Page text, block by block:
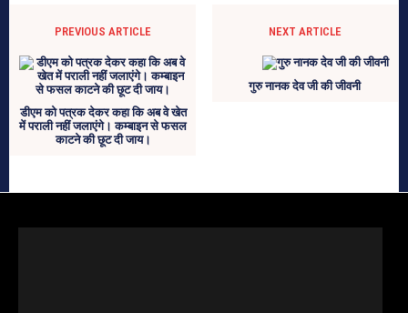
PREVIOUS ARTICLE
डीएम को पत्रक देकर कहा कि अब वे खेत
में पराली नहीं जलाएंगे। कम्बाइन से फसल
काटने की छूट दी जाय।
NEXT ARTICLE
गुरु नानक देव जी की जीवनी